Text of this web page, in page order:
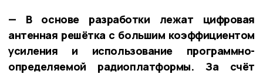
— В основе разработки лежат цифровая
антенная решётка с большим коэффициентом
усиления и использование программно-
определяемой радиоплатформы. За счёт